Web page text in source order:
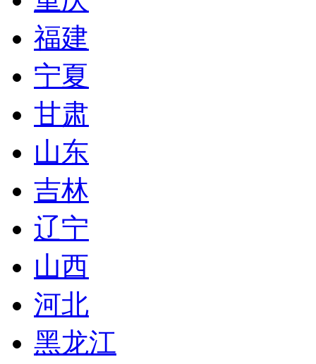
福建
宁夏
甘肃
山东
吉林
辽宁
山西
河北
黑龙江